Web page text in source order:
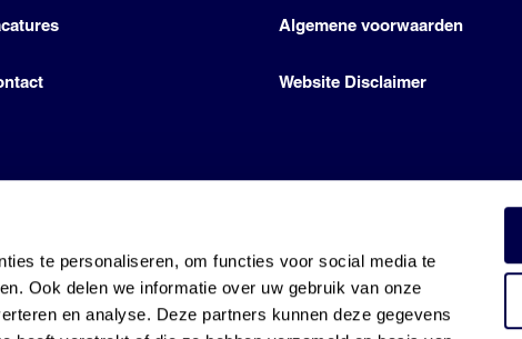
te personaliseren, om functies voor social media te
Ook delen we informatie over uw gebruik van onze
en analyse. Deze partners kunnen deze gegevens
Algemene voorwaarden
Website Disclaimer